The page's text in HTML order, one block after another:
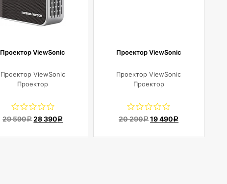
Проектор ViewSonic
Проектор ViewSonic
Проектор
29 590Р 28 390 Р
Проектор ViewSonic
Проектор ViewSonic
Проектор
20 290Р 19 490 Р